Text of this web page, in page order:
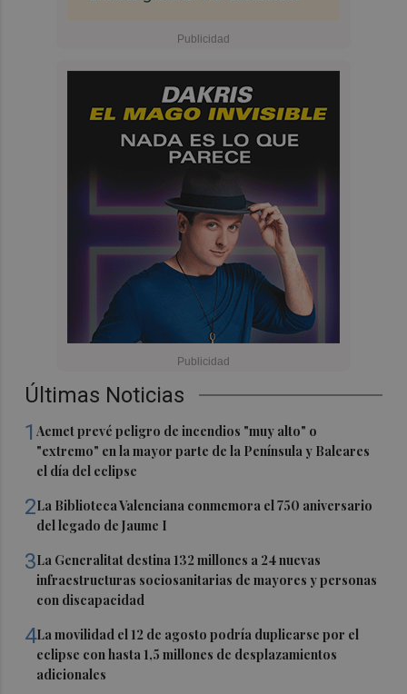
Últimas Noticias
1Aemet prevé peligro de incendios "muy alto" o
"extremo" en la mayor parte de la Península y Baleares
el día del eclipse
2La Biblioteca Valenciana conmemora el 750 aniversario
del legado de Jaume I
3La Generalitat destina 132 millones a 24 nuevas
infraestructuras sociosanitarias de mayores y personas
con discapacidad
4La movilidad el 12 de agosto podría duplicarse por el
eclipse con hasta 1,5 millones de desplazamientos
adicionales